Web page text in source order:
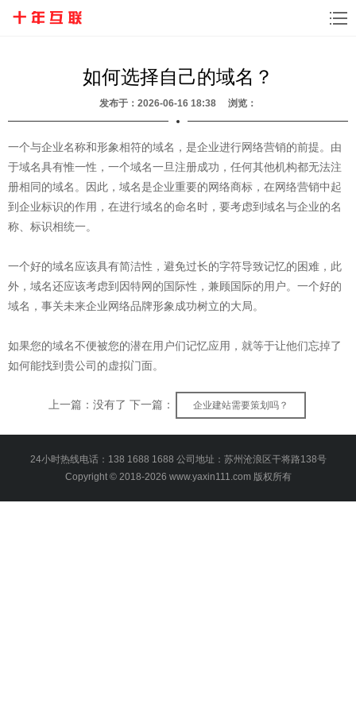
如何选择自己的域名？
发布于：2026-06-16 18:38 浏览：
一个与企业名称和形象相符的域名，是企业进行网络营销的前提。由
于域名具有惟一性，一个域名一旦注册成功，任何其他机构都无法注
册相同的域名。因此，域名是企业重要的网络商标，在网络营销中起
到企业标识的作用，在进行域名的命名时，要考虑到域名与企业的名
称、标识相统一。
一个好的域名应该具有简洁性，避免过长的字符导致记忆的困难，此
外，域名还应该考虑到因特网的国际性，兼顾国际的用户。一个好的
域名，事关未来企业网络品牌形象成功树立的大局。
如果您的域名不便被您的潜在用户们记忆应用，就等于让他们忘掉了
如何能找到贵公司的虚拟门面。
上一篇：没有了 下一篇： 企业建站需要策划吗？
24小时热线电话：138 1688 1688 公司地址：苏州沧浪区干将路138号
Copyright © 2018-2026 www.yaxin111.com 版权所有